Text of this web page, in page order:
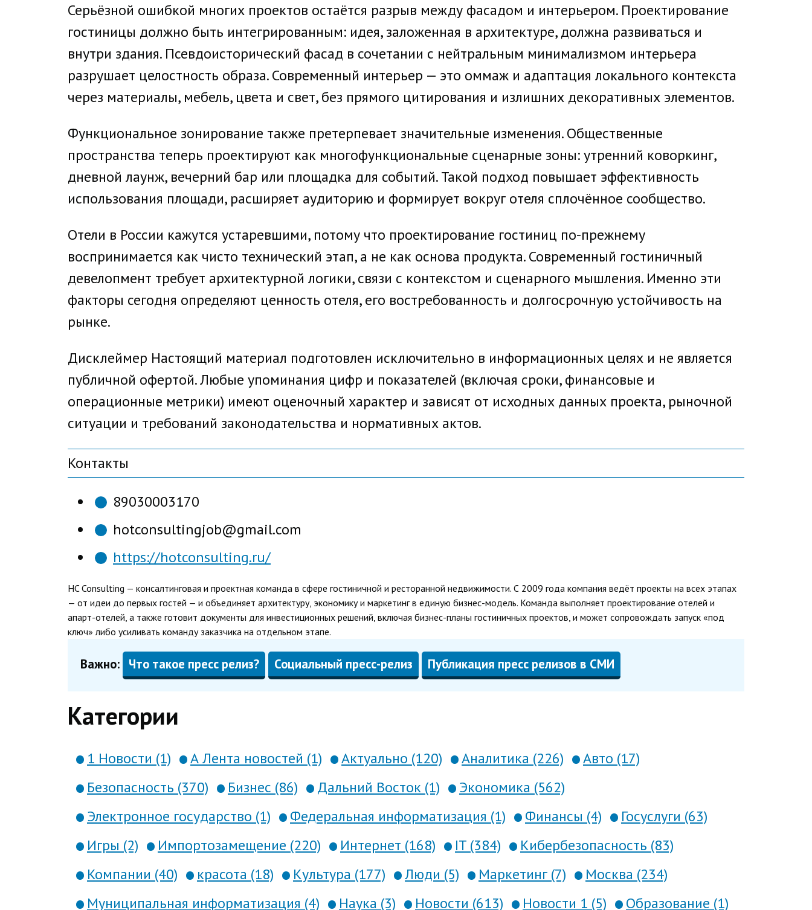
Серьёзной ошибкой многих проектов остаётся разрыв между фасадом и интерьером. Проектирование
гостиницы должно быть интегрированным: идея, заложенная в архитектуре, должна развиваться и
внутри здания. Псевдоисторический фасад в сочетании с нейтральным минимализмом интерьера
разрушает целостность образа. Современный интерьер — это оммаж и адаптация локального контекста
через материалы, мебель, цвета и свет, без прямого цитирования и излишних декоративных элементов.
Функциональное зонирование также претерпевает значительные изменения. Общественные
пространства теперь проектируют как многофункциональные сценарные зоны: утренний коворкинг,
дневной лаунж, вечерний бар или площадка для событий. Такой подход повышает эффективность
использования площади, расширяет аудиторию и формирует вокруг отеля сплочённое сообщество.
Отели в России кажутся устаревшими, потому что проектирование гостиниц по-прежнему
воспринимается как чисто технический этап, а не как основа продукта. Современный гостиничный
девелопмент требует архитектурной логики, связи с контекстом и сценарного мышления. Именно эти
факторы сегодня определяют ценность отеля, его востребованность и долгосрочную устойчивость на
рынке.
Дисклеймер Настоящий материал подготовлен исключительно в информационных целях и не является
публичной офертой. Любые упоминания цифр и показателей (включая сроки, финансовые и
операционные метрики) имеют оценочный характер и зависят от исходных данных проекта, рыночной
ситуации и требований законодательства и нормативных актов.
Контакты
89030003170
hotconsultingjob@gmail.com
https://hotconsulting.ru/
HC Consulting — консалтинговая и проектная команда в сфере гостиничной и ресторанной недвижимости. С 2009 года компания ведёт проекты на всех этапах
— от идеи до первых гостей — и объединяет архитектуру, экономику и маркетинг в единую бизнес-модель. Команда выполняет проектирование отелей и
апарт-отелей, а также готовит документы для инвестиционных решений, включая бизнес-планы гостиничных проектов, и может сопровождать запуск «под
ключ» либо усиливать команду заказчика на отдельном этапе.
Важно: Что такое пресс релиз? Социальный пресс-релиз Публикация пресс релизов в СМИ
Категории
1 Новости (1) А Лента новостей (1) Актуально (120) Аналитика (226)
Авто (17)
Безопасность (370)
Бизнес (86) Дальний Восток (1)
Экономика (562)
Электронное государство (1)
Федеральная информатизация (1) Финансы (4)
Госуслуги (63)
Игры (2)
Импортозамещение (220) Интернет (168) IT (384)
Кибербезопасность (83)
Компании (40)
красота (18) Культура (177) Люди (5) Маркетинг (7)
Москва (234)
Муниципальная информатизация (4)
Наука (3) Новости (613) Новости 1 (5) Образование (1)